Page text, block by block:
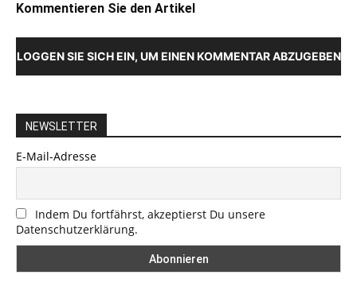
Kommentieren Sie den Artikel
LOGGEN SIE SICH EIN, UM EINEN KOMMENTAR ABZUGEBEN
NEWSLETTER
E-Mail-Adresse
Indem Du fortfährst, akzeptierst Du unsere
Datenschutzerklärung.